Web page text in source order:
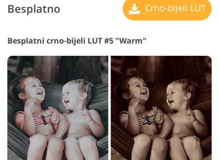
Besplatno Crno-bijeli LUT
Besplatni crno-bijeli LUT #5 "Warm"